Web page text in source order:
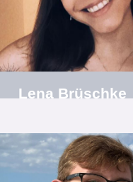
Lena Brüschke
Übungsleiterin Jazz
Ausbildung zur OTA